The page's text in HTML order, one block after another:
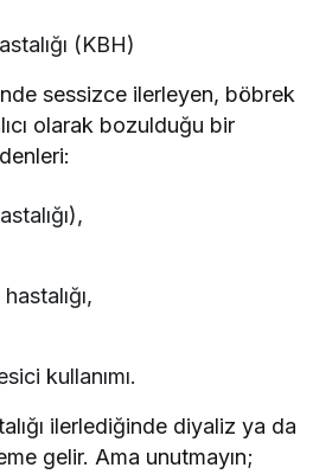
(KBH)
sessizce ilerleyen, böbrek
olarak bozulduğu bir
kullanımı.
ilerlediğinde diyaliz ya da
gelir. Ama unutmayın;